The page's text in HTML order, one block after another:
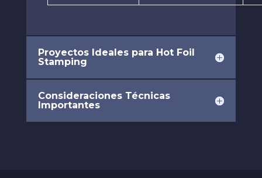
Proyectos Ideales para Hot Foil
Stamping
Consideraciones Técnicas
Importantes